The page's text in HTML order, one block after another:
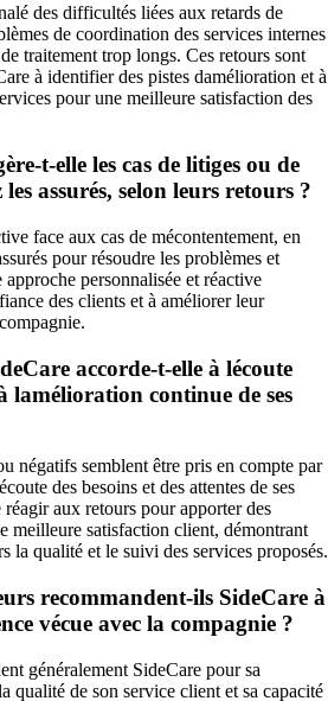
des difficultés liées aux retards de
de coordination des services internes
traitement trop longs. Ces retours sont
à identifier des pistes damélioration et à
pour une meilleure satisfaction des
t-elle les cas de litiges ou de
assurés, selon leurs retours ?
face aux cas de mécontentement, en
pour résoudre les problèmes et
personnalisée et réactive
des clients et à améliorer leur
accorde-t-elle à lécoute
lamélioration continue de ses
négatifs semblent être pris en compte par
des besoins et des attentes de ses
réagir aux retours pour apporter des
meilleure satisfaction client, démontrant
la qualité et le suivi des services proposés.
recommandent-ils SideCare à
vécue avec la compagnie ?
généralement SideCare pour sa
qualité de son service client et sa capacité